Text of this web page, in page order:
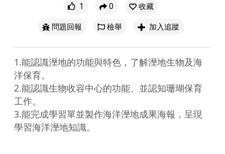
1 0
收藏
問題回報
檢舉 加入追蹤
1.能認識溼地的功能與特色，了解溼地生物及海
洋保育。
2.能認識生物收容中心的功能、並認知珊瑚保育
工作。
3.能完成學習單並製作海洋溼地成果海報，呈現